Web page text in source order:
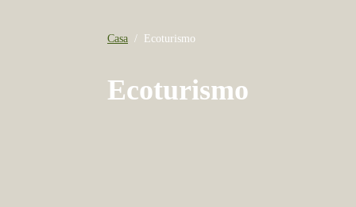
Casa Ecoturismo
Ecoturismo